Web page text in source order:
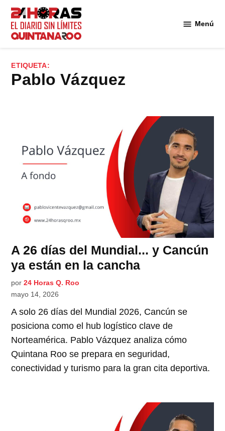
Saltar
contenido
Menú
ETIQUETA:
Pablo Vázquez
A 26 días del Mundial... y Cancún
ya están en la cancha
por 24 Horas Q. Roo
mayo 14, 2026
A solo 26 días del Mundial 2026, Cancún se
posiciona como el hub logístico clave de
Norteamérica. Pablo Vázquez analiza cómo
Quintana Roo se prepara en seguridad,
conectividad y turismo para la gran cita deportiva.